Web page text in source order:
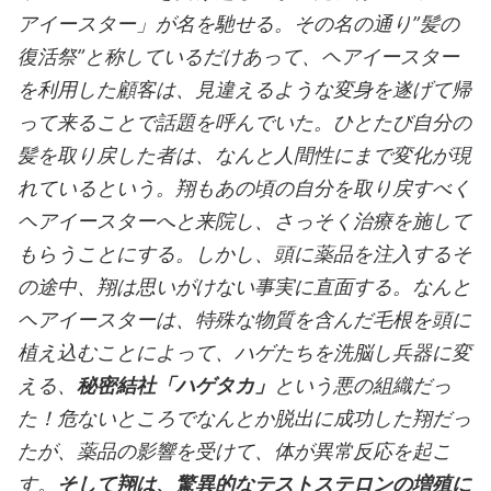
アイースター」が名を馳せる。その名の通り”髪の
復活祭”と称しているだけあって、ヘアイースター
を利用した顧客は、見違えるような変身を遂げて帰
って来ることで話題を呼んでいた。ひとたび自分の
髪を取り戻した者は、なんと人間性にまで変化が現
れているという。翔もあの頃の自分を取り戻すべく
ヘアイースターへと来院し、さっそく治療を施して
もらうことにする。しかし、頭に薬品を注入するそ
の途中、翔は思いがけない事実に直面する。なんと
ヘアイースターは、特殊な物質を含んだ毛根を頭に
植え込むことによって、ハゲたちを洗脳し兵器に変
える、 秘密結社「ハゲタカ」 という悪の組織だっ
た！危ないところでなんとか脱出に成功した翔だっ
たが、薬品の影響を受けて、体が異常反応を起こ
す。
そして翔は、驚異的なテストステロンの増殖に